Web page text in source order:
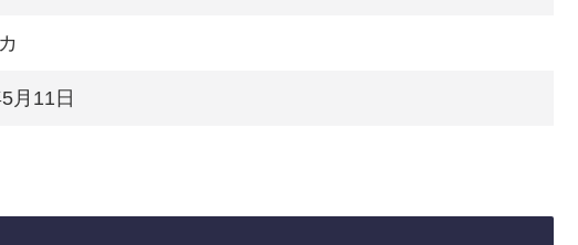
月11日